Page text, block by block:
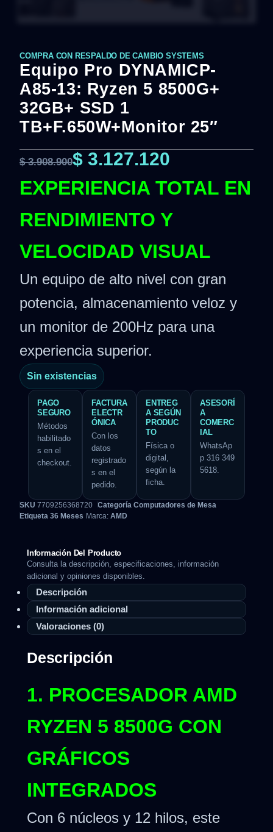
COMPRA CON RESPALDO DE CAMBIO SYSTEMS
Equipo Pro DYNAMICP-
A85-13: Ryzen 5 8500G+
32GB+ SSD 1
TB+F.650W+Monitor 25″
$3.908.900$ 3.127.120
EXPERIENCIA TOTAL EN
RENDIMIENTO Y
VELOCIDAD VISUAL
Un equipo de alto nivel con gran
potencia, almacenamiento veloz y
un monitor de 200Hz para una
experiencia superior.
Sin existencias
PAGO
SEGURO
Métodos
habilitado
s en el
checkout.
FACTURA
ELECTR
ÓNICA
Con los
datos
registrado
s en el
pedido.
ENTREG
A SEGÚN
PRODUC
TO
Física o
digital,
según la
ficha.
ASESORÍ
A
COMERC
IAL
WhatsAp
p 316 349
5618.
SKU 7709256368720 Categoría Computadores de Mesa
Etiqueta 36 Meses Marca: AMD
Información Del Producto
Consulta la descripción, especificaciones, información
adicional y opiniones disponibles.
Descripción
Información adicional
Valoraciones (0)
Descripción
1. PROCESADOR AMD
RYZEN 5 8500G CON
GRÁFICOS
INTEGRADOS
Con 6 núcleos y 12 hilos, este